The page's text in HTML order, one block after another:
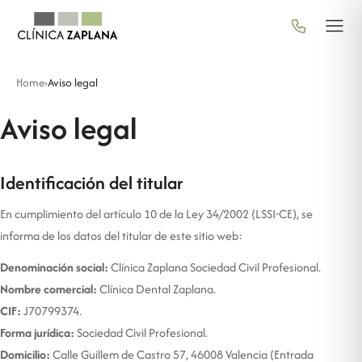
Home›Aviso legal
Aviso legal
Identificación del titular
En cumplimiento del artículo 10 de la Ley 34/2002 (LSSI-CE), se
informa de los datos del titular de este sitio web:
Denominación social:Clínica Zaplana Sociedad Civil Profesional.
Nombre comercial:Clínica Dental Zaplana.
CIF:J70799374.
Forma jurídica: Sociedad Civil Profesional.
Domicilio:Calle Guillem de Castro 57, 46008 Valencia (Entrada